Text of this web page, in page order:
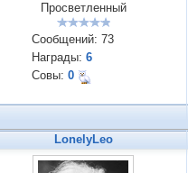
Просветленный
Сообщений: 73
Награды: 6
Совы: 0
LonelyLeo